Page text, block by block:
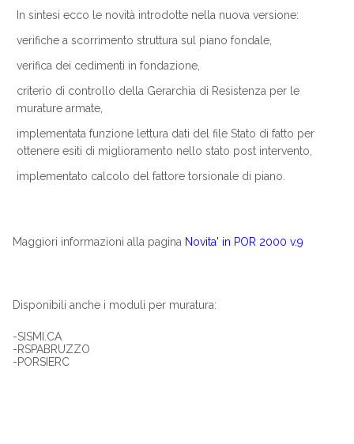
In sintesi ecco le novità introdotte nella nuova versione:
verifiche a scorrimento struttura sul piano fondale,
verifica dei cedimenti in fondazione,
criterio di controllo della Gerarchia di Resistenza per le
murature armate,
implementata funzione lettura dati del file Stato di fatto per
ottenere esiti di miglioramento nello stato post intervento,
implementato calcolo del fattore torsionale di piano.
Maggiori informazioni alla pagina Novita' in POR 2000 v.9
Disponibili anche i moduli per muratura:
-SISMI.CA
-RSPABRUZZO
-PORSIERC